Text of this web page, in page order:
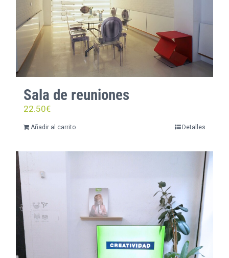
Sala de reuniones
22.50€
Añadir al carrito Detalles